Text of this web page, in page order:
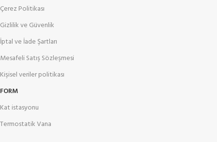
Çerez Politikası
Gizlilik ve Güvenlik
İptal ve İade Şartları
Mesafeli Satış Sözleşmesi
Kişisel veriler politikası
FORM
Kat istasyonu
Termostatik Vana